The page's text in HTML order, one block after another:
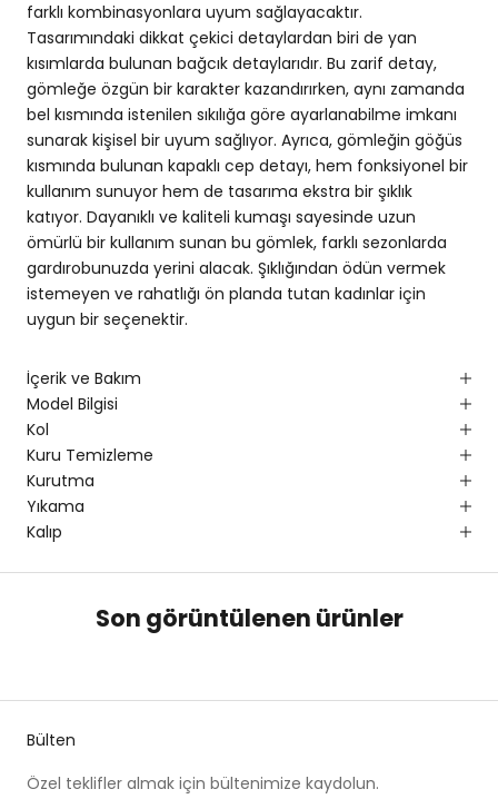
farklı kombinasyonlara uyum sağlayacaktır.
Tasarımındaki dikkat çekici detaylardan biri de yan
kısımlarda bulunan bağcık detaylarıdır. Bu zarif detay,
gömleğe özgün bir karakter kazandırırken, aynı zamanda
bel kısmında istenilen sıkılığa göre ayarlanabilme imkanı
sunarak kişisel bir uyum sağlıyor. Ayrıca, gömleğin göğüs
kısmında bulunan kapaklı cep detayı, hem fonksiyonel bir
kullanım sunuyor hem de tasarıma ekstra bir şıklık
katıyor. Dayanıklı ve kaliteli kumaşı sayesinde uzun
ömürlü bir kullanım sunan bu gömlek, farklı sezonlarda
gardırobunuzda yerini alacak. Şıklığından ödün vermek
istemeyen ve rahatlığı ön planda tutan kadınlar için
uygun bir seçenektir.
İçerik ve Bakım
Model Bilgisi
Kol
Kuru Temizleme
Kurutma
Yıkama
Kalıp
Son görüntülenen ürünler
Bülten
Özel teklifler almak için bültenimize kaydolun.